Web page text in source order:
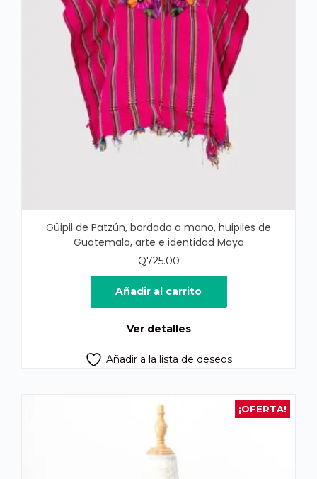
Güipil de Patzún, bordado a mano, huipiles de
Guatemala, arte e identidad Maya
Q725.00
Añadir al carrito
Ver detalles
Añadir a la lista de deseos
¡OFERTA!